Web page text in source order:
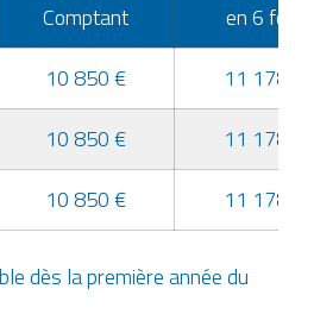
Comptant
en 6 fois
10 850 €
11 178 €
10 850 €
11 178 €
10 850 € 11 178 €
dès la première année du